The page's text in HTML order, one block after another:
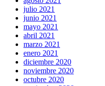
julio 2021
junio 2021
mayo 2021
abril 2021
marzo 2021
enero 2021
diciembre 2020
noviembre 2020
octubre 2020